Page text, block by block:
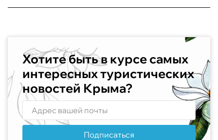
Хотите быть в курсе самых
интересных туристических
новостей Крыма?
Подписаться